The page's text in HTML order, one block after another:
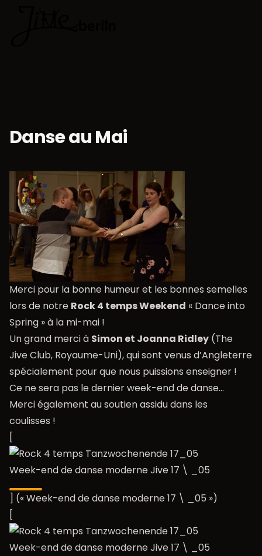
Danse au Mai
Merci pour la bonne humeur et les bonnes semelles
lors de notre Rock 4 temps Weekend « Dance into
Spring » à la mi-mai !
Un grand merci à Simon et Joanna Ridley (The
Jive Club, Royaume-Uni), qui sont venus d’Angleterre
spécialement pour que nous puissions enseigner !
Ce ne sera pas le dernier week-end de danse…
Merci également au soutien assidu dans les
coulisses !
[
Week-end de danse moderne Jive 17 \ _05
] (« Week-end de danse moderne 17 \ _05 »)
[
Week-end de danse moderne Jive 17 \ _05